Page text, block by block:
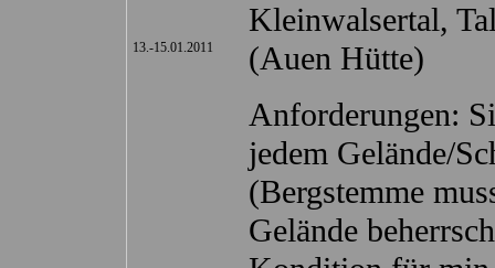
13.-15.01.2011
Kleinwalsertal,
(Auen Hütte)
Anforderungen:
jedem Gelände/
(Bergstemme
Gelände